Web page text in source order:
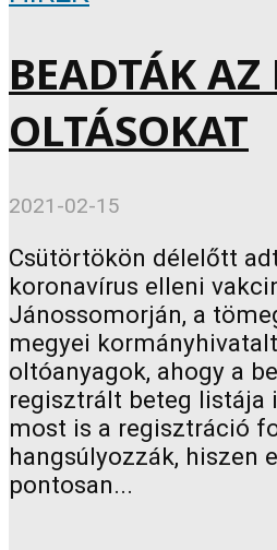
BEADTÁK AZ
OLTÁSOKAT
2021-02-15
Csütörtökön délelőtt
koronavírus elleni
Jánossomorján, a
megyei
oltóanyagok, ahogy a
regisztrált beteg listája
most is a regisztráció
hangsúlyozzák, hiszen
pontosan...